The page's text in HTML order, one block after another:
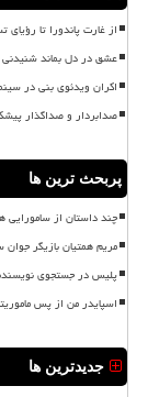
از غارت پاندورا تا رؤیای
عشق در دل بماند شنیدنی
اکران ویدئوی بنی در
صدابردار و صداگذار
پربحث ترین ها
چند داستان از
مریم همتیان بازیگر
پلیس در جستجوی
اسپایدر من از پس
جدیدترین ها